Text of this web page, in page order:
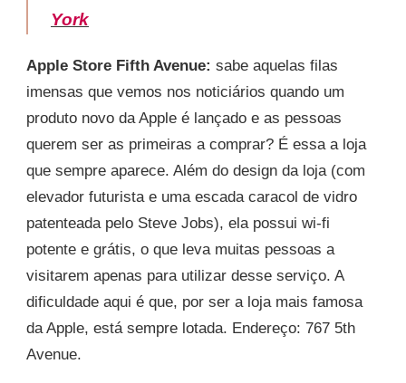
York
Apple Store Fifth Avenue: sabe aquelas filas
imensas que vemos nos noticiários quando um
produto novo da Apple é lançado e as pessoas
querem ser as primeiras a comprar? É essa a loja
que sempre aparece. Além do design da loja (com
elevador futurista e uma escada caracol de vidro
patenteada pelo Steve Jobs), ela possui wi-fi
potente e grátis, o que leva muitas pessoas a
visitarem apenas para utilizar desse serviço. A
dificuldade aqui é que, por ser a loja mais famosa
da Apple, está sempre lotada. Endereço: 767 5th
Avenue.